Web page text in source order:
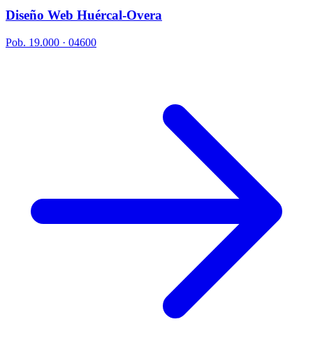
Diseño Web Huércal-Overa
Pob. 19.000 · 04600